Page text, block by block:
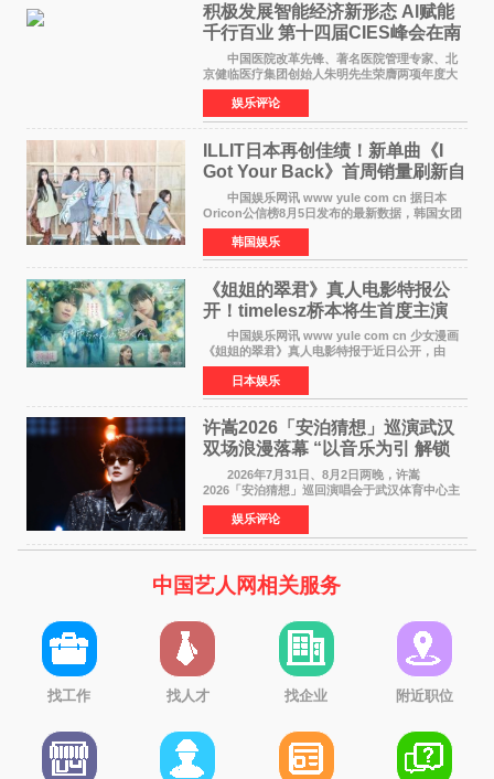
积极发展智能经济新形态 Al赋能
千行百业 第十四届CIES峰会在南
京盛大召开
中国医院改革先锋、著名医院管理专家、北
京健临医疗集团创始人朱明先生荣膺两项年度大
奖 2026年7月31日，盛夏金陵，长江之畔，
以重落地·真务实·强链接为主题的2026&lsquo;人
工智能+&rsquo
娱乐评论
ILLIT日本再创佳绩！新单曲《I
Got Your Back》首周销量刷新自
身纪录
中国娱乐网讯 www yule com cn 据日本
Oricon公信榜8月5日发布的最新数据，韩国女团
ILLIT在日本发行的第二张单曲《I Got Your
Back》首周销量达到71,009张，成功跻身最新一
期周单曲排行
韩国娱乐
《姐姐的翠君》真人电影特报公
开！timelesz桥本将生首度主演
12月4日上映
中国娱乐网讯 www yule com cn 少女漫画
《姐姐的翠君》真人电影特报于近日公开，由
timelesz成员桥本将生担任主演，这也是他首次
担任电影主演，引发高度关注。 女高中生咲
苗翠（中岛瑠菜
日本娱乐
许嵩2026「安泊猜想」巡演武汉
双场浪漫落幕 “以音乐为引 解锁
江城记忆”
2026年7月31日、8月2日两晚，许嵩
2026「安泊猜想」巡回演唱会于武汉体育中心主
体育场盛大开唱。许嵩与数万歌迷在此相聚，从
浪漫惬意的舞台设计到充满诚意与惊喜的现场互
动，共同开启了一场关于
娱乐评论
中国艺人网相关服务
找工作 找人才 找企业 附近职位